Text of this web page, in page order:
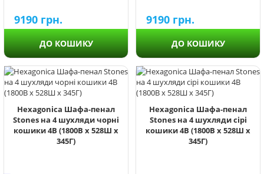
9190 грн.
ДО КОШИКУ
9190 грн.
ДО КОШИКУ
Hexagonica Шафа-пенал
Stones на 4 шухляди чорні
кошики 4В (1800В х 528Ш х
345Г)
Hexagonica Шафа-пенал
Stones на 4 шухляди сірі
кошики 4В (1800В х 528Ш х
345Г)